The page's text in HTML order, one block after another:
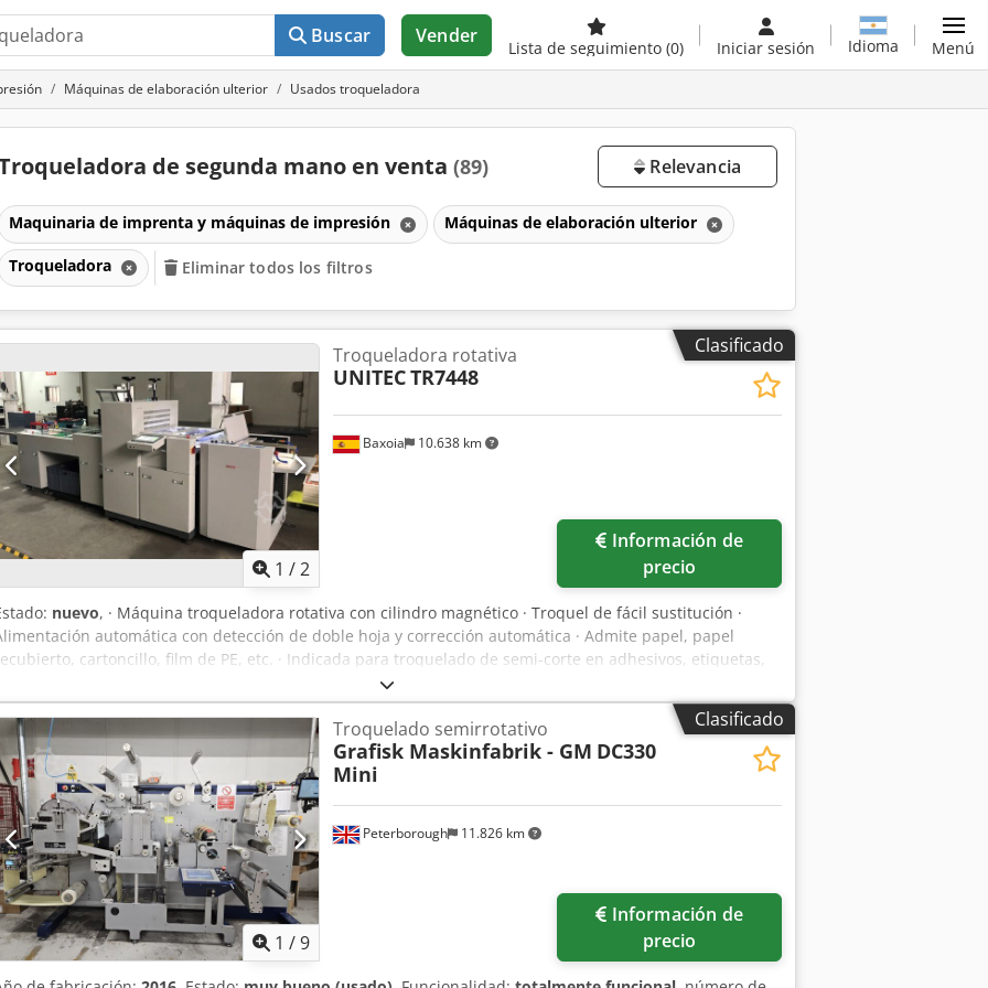
Buscar Vender
Lista de seguimiento (0) Iniciar sesión Idioma Menú
Máquinas de elaboración ulterior Usados troqueladora
de segunda mano en venta (89) Relevancia
Maquinaria de imprenta y máquinas de impresión Máquinas de elaboración ulterior
Troqueladora Eliminar todos los filtros
Clasificado
Pedir más fotos
1 /2
Baxoia 10.638 km
Troqueladora rotativa
UNITECTR7448
precio
nuevo, · Máquina troqueladora rotativa con cilindro magnético · Troquel de fácil sustitución ·
automática con detección de doble hoja y corrección automática · Admite papel, papel
cartoncillo, film de PE, etc. · Indicada para troquelado de semi-corte en adhesivos, etiquetas,
etiquetas de vino, naipes, cajas de pequeño formato, etc. · Alimentador de succión de pila alta · Pantalla
· Máquina con stripping automático con expulsión de retal · Sistema de 3 cilindros, con chapa de
recubrimiento · Ajuste de presión de precisión Dksdpfjfg Ahuex Agvsr · Sensor para lectura de topo y
frontal
Clasificado
1 /9
Peterborough 11.826 km
Troquelado semirrotativo
Grafisk Maskinfabrik - GM DC330
Mini
precio